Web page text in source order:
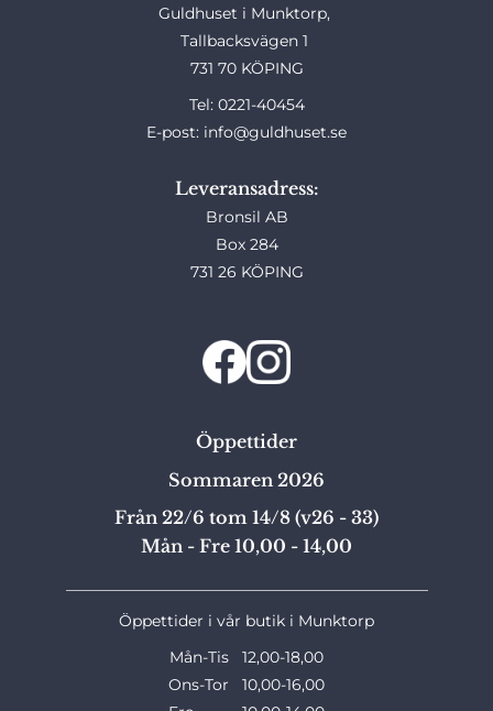
Guldhuset i Munktorp,
Tallbacksvägen 1
731 70 KÖPING
Tel: 0221-40454
E-post: info@guldhuset.se
Leveransadress:
Bronsil AB
Box 284
731 26 KÖPING
Öppettider
Sommaren 2026
Från 22/6 tom 14/8 (v26 - 33)
Mån - Fre 10,00 - 14,00
Öppettider i vår butik i Munktorp
Mån-Tis 12,00-18,00
Ons-Tor 10,00-16,00